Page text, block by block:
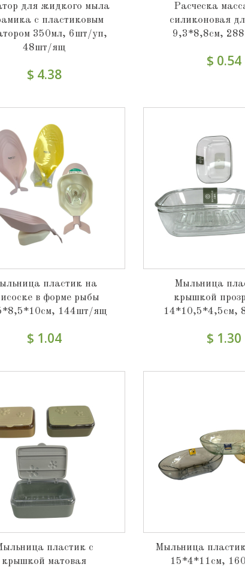
для жидкого мыла
с пластиковым
350мл, 6шт/уп,
48шт/ящ
$ 4.38
Расческа
силиконовая
9,3*8,8см,
$ 0.54
пластик на
в форме рыбы
144шт/ящ
$ 1.04
Мыльница
крышкой
14*10,5*4,5см,
$ 1.30
пластик с
крышкой матовая
Мыльница
15*4*11см,